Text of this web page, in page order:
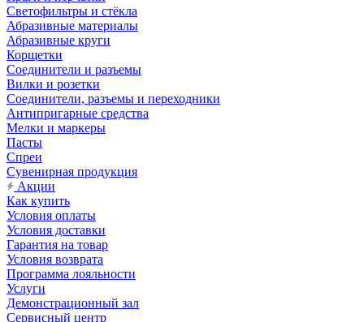
Светофильтры и стёкла
Абразивные материалы
Абразивные круги
Корщетки
Соединители и разъемы
Вилки и розетки
Соединители, разъемы и переходники
Антипригарные средства
Мелки и маркеры
Пасты
Спреи
Сувенирная продукция
Акции
Как купить
Условия оплаты
Условия доставки
Гарантия на товар
Условия возврата
Программа лояльности
Услуги
Демонстрационный зал
Сервисный центр